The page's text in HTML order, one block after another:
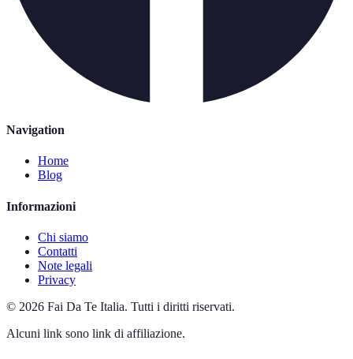
Navigation
Home
Blog
Informazioni
Chi siamo
Contatti
Note legali
Privacy
© 2026 Fai Da Te Italia. Tutti i diritti riservati.
Alcuni link sono link di affiliazione.